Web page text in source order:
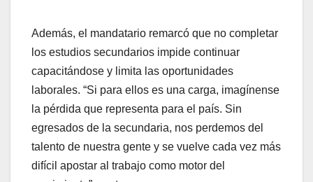
Además, el mandatario remarcó que no completar
los estudios secundarios impide continuar
capacitándose y limita las oportunidades
laborales. “Si para ellos es una carga, imagínense
la pérdida que representa para el país. Sin
egresados de la secundaria, nos perdemos del
talento de nuestra gente y se vuelve cada vez más
difícil apostar al trabajo como motor del